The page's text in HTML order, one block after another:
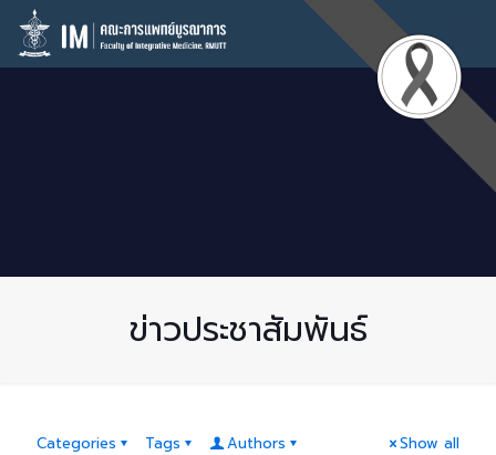
ข่าวประชาสัมพันธ์
Categories Tags Authors Show all